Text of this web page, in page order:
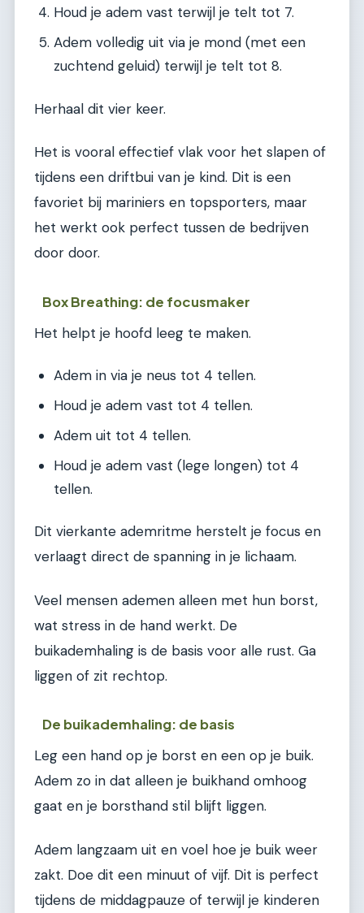
Houd je adem vast terwijl je telt tot 7.
Adem volledig uit via je mond (met een
zuchtend geluid) terwijl je telt tot 8.
Herhaal dit vier keer.
Het is vooral effectief vlak voor het slapen of
tijdens een driftbui van je kind. Dit is een
favoriet bij mariniers en topsporters, maar
het werkt ook perfect tussen de bedrijven
door door.
Box Breathing: de focusmaker
Het helpt je hoofd leeg te maken.
Adem in via je neus tot 4 tellen.
Houd je adem vast tot 4 tellen.
Adem uit tot 4 tellen.
Houd je adem vast (lege longen) tot 4
tellen.
Dit vierkante ademritme herstelt je focus en
verlaagt direct de spanning in je lichaam.
Veel mensen ademen alleen met hun borst,
wat stress in de hand werkt. De
buikademhaling is de basis voor alle rust. Ga
liggen of zit rechtop.
De buikademhaling: de basis
Leg een hand op je borst en een op je buik.
Adem zo in dat alleen je buikhand omhoog
gaat en je borsthand stil blijft liggen.
Adem langzaam uit en voel hoe je buik weer
zakt. Doe dit een minuut of vijf. Dit is perfect
tijdens de middagpauze of terwijl je kinderen